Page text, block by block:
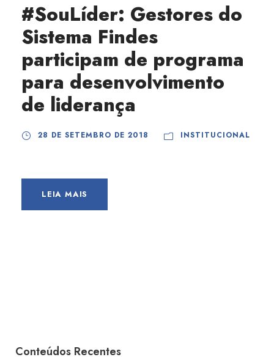
#SouLíder: Gestores do
Sistema Findes
participam de programa
para desenvolvimento
de liderança
28 DE SETEMBRO DE 2018 INSTITUCIONAL
LEIA MAIS
Conteúdos Recentes